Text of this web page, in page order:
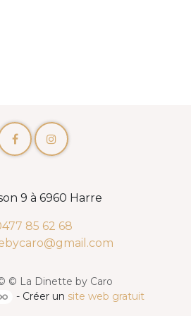
9 à 6960 Harre
85 62 68
© La Dinette by Caro
- Créer un site web gratuit